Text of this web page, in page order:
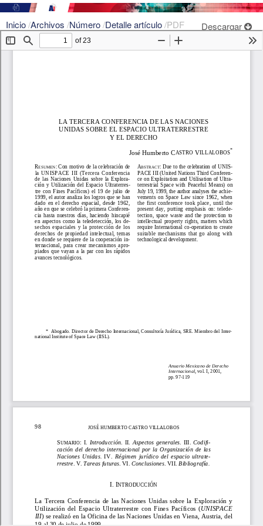
Inicio/Archivos /Número/Detalle artículo/PDF Descargar